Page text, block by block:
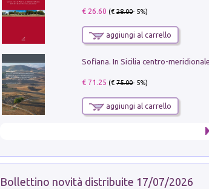
€ 26.60 (€28.00- 5%)
aggiungi al carrello
€ 71.25 (€75.00- 5%)
aggiungi al carrello
Bollettino novità distribuite 17/07/2026